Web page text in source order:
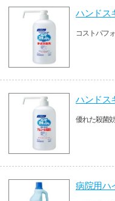
ハンドス
コストパフ
ハンドス
優れた殺菌
病院用ハ